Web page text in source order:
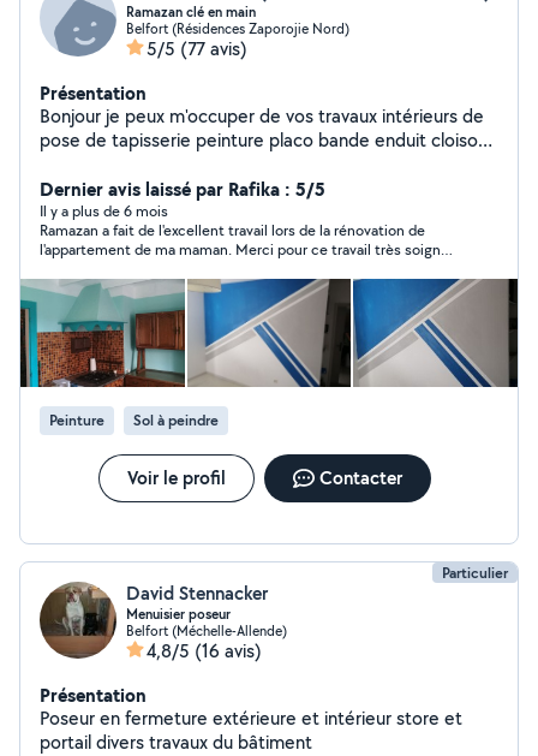
Ramazan clé en main
Belfort (Résidences Zaporojie Nord)
5/5 (77 avis)
Présentation
Bonjour je peux m'occuper de vos travaux intérieurs de
pose de tapisserie peinture placo bande enduit cloison
Tout type de sol lino. Pvc clipsable parquet carrelage
faïence plaque osb De salle de bain clé en main WC
suspendu clé en main avec placo peinture carrelage et
autre finition Montage de cuisine équipé clé en main
avec transport planification installation et finition
Installation de profilé barrière extérieur... Montage de
meubles kit ou autres... Petit bricolage et aide
quelconque dans votre habitation Je ne travaille pas à
l'heure mais plutôt en prestation.. Je viens vous
rencontrer et discutons du prix selon vos demandes..
Dernier avis laissé par Rafika : 5/5
Il y a plus de 6 mois
Ramazan a fait de l'excellent travail lors de la rénovation de
l'appartement de ma maman. Merci pour ce travail très soigné.
Peinture Sol à peindre
Voir le profil Contacter
Particulier
David Stennacker
Menuisier poseur
Belfort (Méchelle-Allende)
4,8/5 (16 avis)
Présentation
Poseur en fermeture extérieure et intérieur store et
portail divers travaux du bâtiment